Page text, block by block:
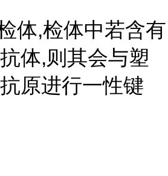
体,检体中若含有
体,则其会与塑
原进行一性键